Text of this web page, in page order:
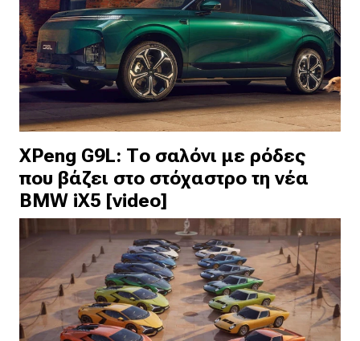
XPeng G9L: Το σαλόνι με ρόδες
που βάζει στο στόχαστρο τη νέα
BMW iX5 [video]